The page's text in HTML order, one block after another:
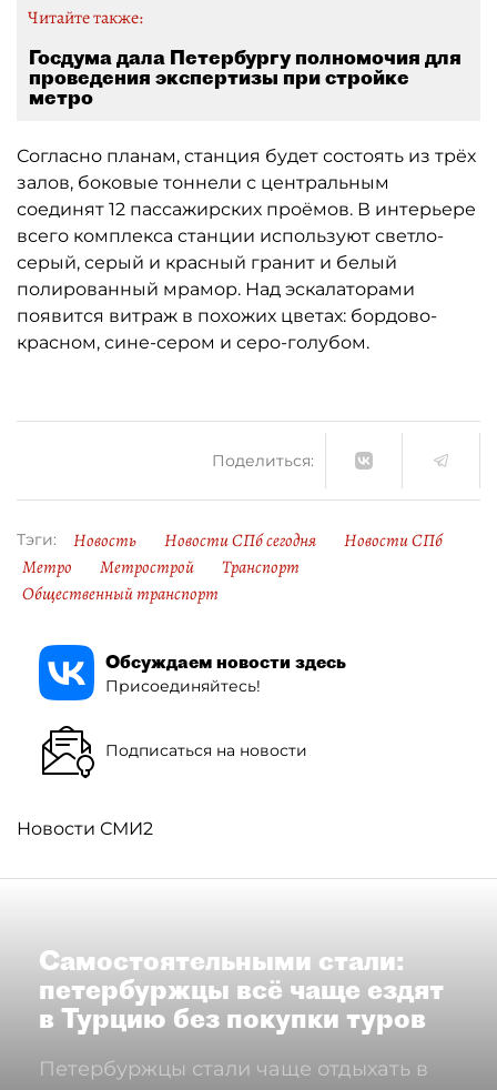
Читайте также:
Госдума дала Петербургу полномочия для
проведения экспертизы при стройке
метро
Согласно планам, станция будет состоять из трёх
залов, боковые тоннели с центральным
соединят 12 пассажирских проёмов. В интерьере
всего комплекса станции используют светло-
серый, серый и красный гранит и белый
полированный мрамор. Над эскалаторами
появится витраж в похожих цветах: бордово-
красном, сине-сером и серо-голубом.
Поделиться:
Тэги: Новость Новости СПб сегодня
Новости СПб
Метро
Метрострой
Транспорт
Общественный транспорт
Обсуждаем новости здесь
Присоединяйтесь!
Подписаться на новости
Новости СМИ2
Самостоятельными стали:
петербуржцы всё чаще ездят
в Турцию без покупки туров
Петербуржцы стали чаще отдыхать в